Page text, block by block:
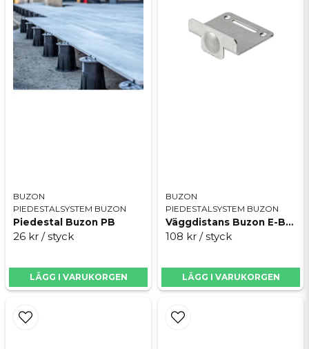
BUZON
PIEDESTALSYSTEM BUZON
Piedestal Buzon PB
26 kr / styck
LÄGG I VARUKORGEN
BUZON
PIEDESTALSYSTEM BUZON
Väggdistans Buzon E-BRS-WALL
108 kr / styck
LÄGG I VARUKORGEN
är 100% återvinningsbara.
Beräkna åtgången av piedestaler medBuzon
Calculator »
Skicka fråga